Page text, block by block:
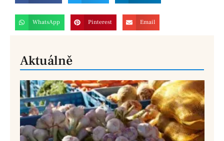
WhatsApp Pinterest Email
Aktuálně